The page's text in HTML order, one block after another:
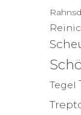
Tegel